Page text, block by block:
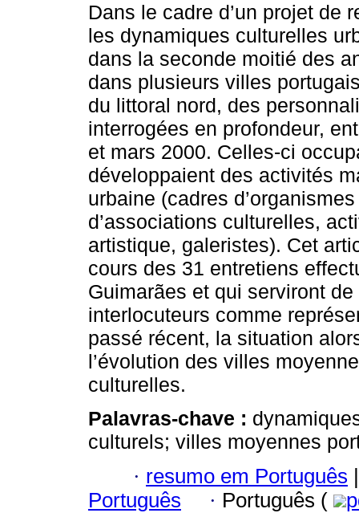
Dans le cadre d’un projet de
les dynamiques culturelles
dans la seconde moitié des
dans plusieurs villes
du littoral nord, des
interrogées en profondeur,
et mars 2000. Celles-ci
développaient des activités
urbaine (cadres
d’associations culturelles,
artistique, galeristes). Cet
cours des 31 entretiens
Guimarães et qui serviront
interlocuteurs comme
passé récent, la situation
l’évolution des villes
culturelles.
Palavras-chave :
culturels; villes moyennes
· resumo em Português |
Português
· Português (